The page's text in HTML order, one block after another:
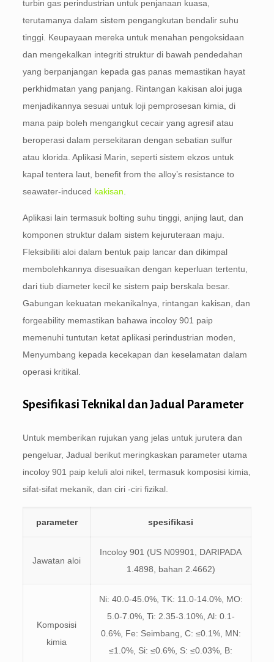
turbin gas perindustrian untuk penjanaan kuasa,
terutamanya dalam sistem pengangkutan bendalir suhu
tinggi. Keupayaan mereka untuk menahan pengoksidaan
dan mengekalkan integriti struktur di bawah pendedahan
yang berpanjangan kepada gas panas memastikan hayat
perkhidmatan yang panjang. Rintangan kakisan aloi juga
menjadikannya sesuai untuk loji pemprosesan kimia, di
mana paip boleh mengangkut cecair yang agresif atau
beroperasi dalam persekitaran dengan sebatian sulfur
atau klorida. Aplikasi Marin, seperti sistem ekzos untuk
kapal tentera laut, benefit from the alloy’s resistance to
seawater-induced kakisan.
Aplikasi lain termasuk bolting suhu tinggi, anjing laut, dan
komponen struktur dalam sistem kejuruteraan maju.
Fleksibiliti aloi dalam bentuk paip lancar dan dikimpal
membolehkannya disesuaikan dengan keperluan tertentu,
dari tiub diameter kecil ke sistem paip berskala besar.
Gabungan kekuatan mekanikalnya, rintangan kakisan, dan
forgeability memastikan bahawa incoloy 901 paip
memenuhi tuntutan ketat aplikasi perindustrian moden,
Menyumbang kepada kecekapan dan keselamatan dalam
operasi kritikal.
Spesifikasi Teknikal dan Jadual Parameter
Untuk memberikan rujukan yang jelas untuk jurutera dan
pengeluar, Jadual berikut meringkaskan parameter utama
incoloy 901 paip keluli aloi nikel, termasuk komposisi kimia,
sifat-sifat mekanik, dan ciri -ciri fizikal.
parameter spesifikasi
Jawatan aloi
Incoloy 901 (US N09901, DARIPADA
1.4898, bahan 2.4662)
Komposisi
kimia
Ni: 40.0-45.0%, TK: 11.0-14.0%, MO:
5.0-7.0%, Ti: 2.35-3.10%, Al: 0.1-
0.6%, Fe: Seimbang, C: ≤0.1%, MN:
≤1.0%, Si: ≤0.6%, S: ≤0.03%, B: